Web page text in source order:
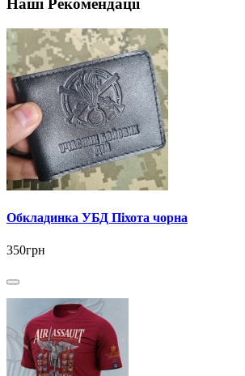
Наші Рекомендації
Обкладинка УБД Піхота чорна
350грн